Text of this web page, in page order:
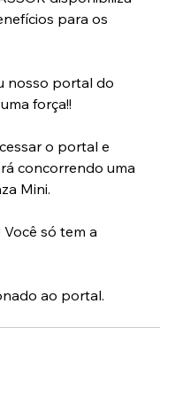
para os
nosso portal do
força!!
o portal e
concorrendo uma
Mini.
só tem a
ao portal.